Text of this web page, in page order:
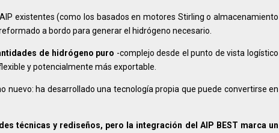
existentes (como los basados en motores Stirling o almacenamiento
a bordo para generar el hidrógeno necesario.
de hidrógeno puro -complejo desde el punto de vista logístico
y potencialmente más exportable.
nuevo: ha desarrollado una tecnología propia que puede convertirse en
técnicas y rediseños, pero la integración del AIP BEST marca un